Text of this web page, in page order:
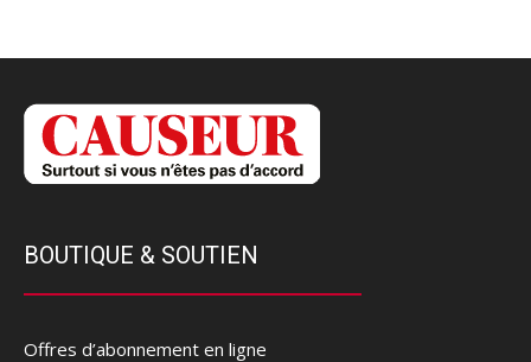
BOUTIQUE & SOUTIEN
Offres d’abonnement en ligne